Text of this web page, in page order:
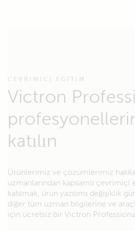
CEVRIMICI EGITIM
Victron
katılın
Ürünlerimiz ve çözümlerimiz
uzmanlarından kapsamlı çevrimiçi
katılmak, ürün yazılımı değişiklik
diğer tüm uzman bilgilerine ve
için ücretsiz bir Victron